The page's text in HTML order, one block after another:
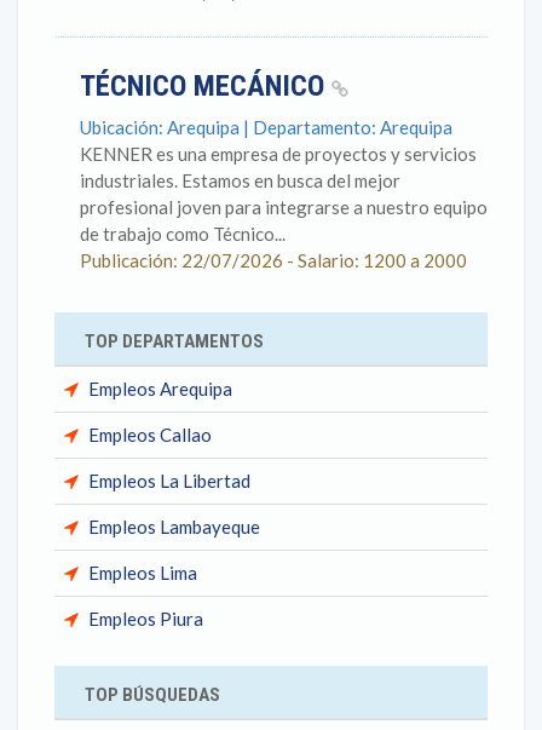
TÉCNICO MECÁNICO
Ubicación: Arequipa | Departamento: Arequipa
KENNER es una empresa de proyectos y servicios
industriales. Estamos en busca del mejor
profesional joven para integrarse a nuestro equipo
de trabajo como Técnico...
Publicación: 22/07/2026 - Salario: 1200 a 2000
TOP DEPARTAMENTOS
Empleos Arequipa
Empleos Callao
Empleos La Libertad
Empleos Lambayeque
Empleos Lima
Empleos Piura
TOP BÚSQUEDAS